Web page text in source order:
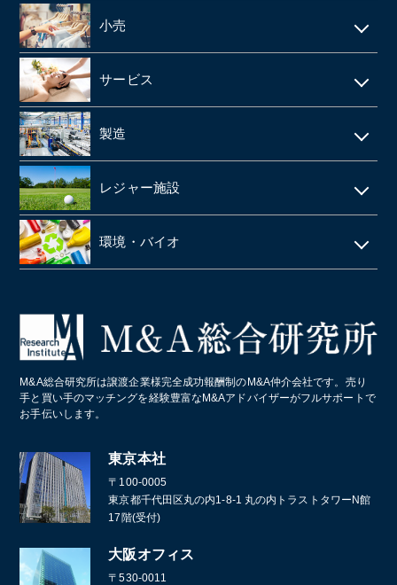
SMO
CRO
動物病院
歯科
眼科クリニック
医薬品卸
障害者施設 ・就労継続支援施設
宅配弁当
食品メーカー・食品加工・食品工場
清酒酒造・酒蔵
お弁当・惣菜屋
給食・テイクアウト・配達飲食
ラーメン屋
居酒屋
学習塾
小売
アパレルメーカー・アパレル
スーパーマーケット
FC(フランチャイズ加盟店)
ドラッグストア
LPガス
サービス
警備
エステサロン
ネイルサロン
税理士事務所・会計事務所
コールセンター
スポーツクラブ・フィットネスクラブ
葬儀
製造
印刷
塗料・塗料卸売メーカー
段ボール
造船業・重機・プラント業界
レジャー施設
ゴルフ場
クライミングジム・ボルダリングジム
環境・バイオ
M&A総合研究所は譲渡企業様完全成功報酬制のM&A仲介会社です。売り
手と買い手のマッチングを経験豊富なM&Aアドバイザーがフルサポートで
お手伝いします。
東京本社
〒100-0005
東京都千代田区丸の内1-8-1 丸の内トラストタワーN館
17階(受付)
大阪オフィス
〒530-0011